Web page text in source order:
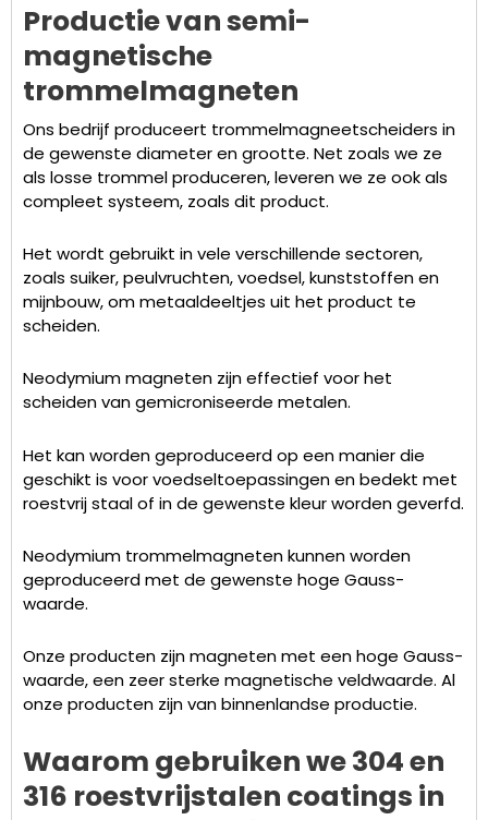
Productie van semi-
magnetische
trommelmagneten
Ons bedrijf produceert trommelmagneetscheiders in
de gewenste diameter en grootte. Net zoals we ze
als losse trommel produceren, leveren we ze ook als
compleet systeem, zoals dit product.
Het wordt gebruikt in vele verschillende sectoren,
zoals suiker, peulvruchten, voedsel, kunststoffen en
mijnbouw, om metaaldeeltjes uit het product te
scheiden.
Neodymium magneten zijn effectief voor het
scheiden van gemicroniseerde metalen.
Het kan worden geproduceerd op een manier die
geschikt is voor voedseltoepassingen en bedekt met
roestvrij staal of in de gewenste kleur worden geverfd.
Neodymium trommelmagneten kunnen worden
geproduceerd met de gewenste hoge Gauss-
waarde.
Onze producten zijn magneten met een hoge Gauss-
waarde, een zeer sterke magnetische veldwaarde. Al
onze producten zijn van binnenlandse productie.
Waarom gebruiken we 304 en
316 roestvrijstalen coatings in